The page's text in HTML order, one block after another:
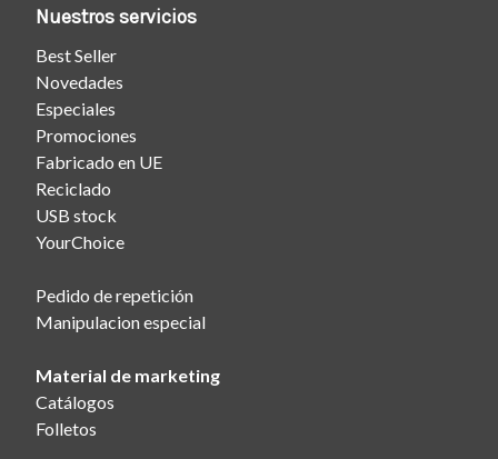
Nuestros servicios
Best Seller
Novedades
Especiales
Promociones
Fabricado en UE
Reciclado
USB stock
YourChoice
Pedido de repetición
Manipulacion especial
Material de marketing
Catálogos
Folletos